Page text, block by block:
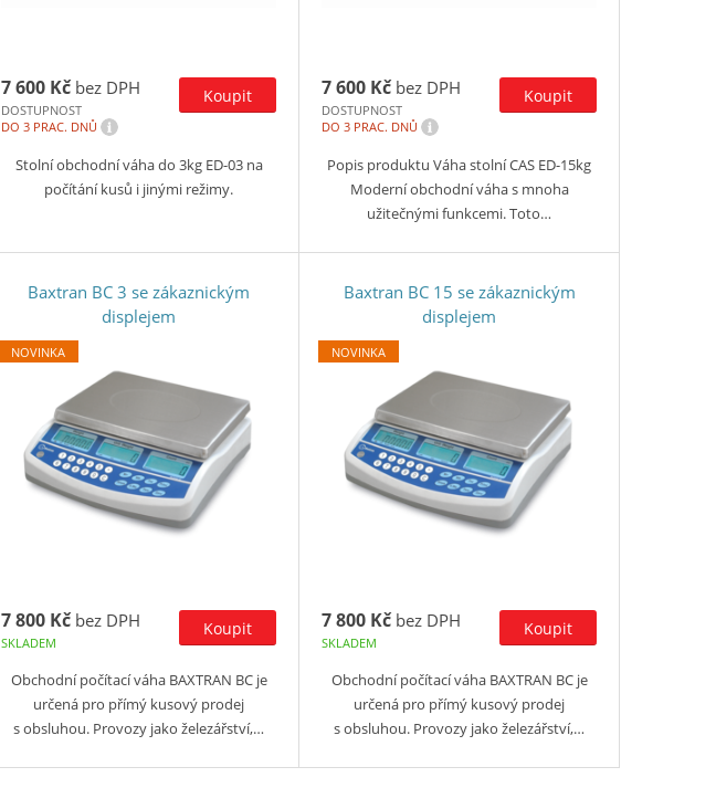
7 600 Kč bez DPH
DOSTUPNOST
DO 3 PRAC. DNŮ
i
Stolní obchodní váha do 3kg ED-03 na
počítání kusů i jinými režimy.
7 600 Kč bez DPH
DOSTUPNOST
DO 3 PRAC. DNŮ
i
Popis produktu Váha stolní CAS ED-15kg
Moderní obchodní váha s mnoha
užitečnými funkcemi. Toto…
Baxtran BC 3 se zákaznickým
displejem
7 800 Kč bez DPH
SKLADEM
Obchodní počítací váha BAXTRAN BC je
určená pro přímý kusový prodej
s obsluhou. Provozy jako železářství,…
NOVINKA
Baxtran BC 15 se zákaznickým
displejem
7 800 Kč bez DPH
SKLADEM
Obchodní počítací váha BAXTRAN BC je
určená pro přímý kusový prodej
s obsluhou. Provozy jako železářství,…
NOVINKA